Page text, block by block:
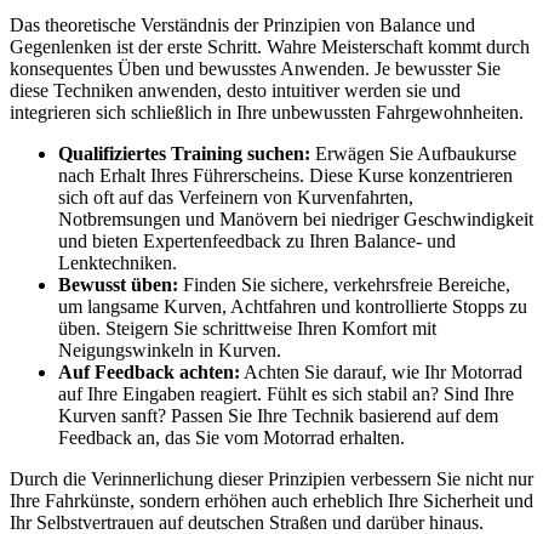
Das theoretische Verständnis der Prinzipien von Balance und
Gegenlenken ist der erste Schritt. Wahre Meisterschaft kommt durch
konsequentes Üben und bewusstes Anwenden. Je bewusster Sie
diese Techniken anwenden, desto intuitiver werden sie und
integrieren sich schließlich in Ihre unbewussten Fahrgewohnheiten.
Qualifiziertes Training suchen: Erwägen Sie Aufbaukurse
nach Erhalt Ihres Führerscheins. Diese Kurse konzentrieren
sich oft auf das Verfeinern von Kurvenfahrten,
Notbremsungen und Manövern bei niedriger Geschwindigkeit
und bieten Expertenfeedback zu Ihren Balance- und
Lenktechniken.
Bewusst üben: Finden Sie sichere, verkehrsfreie Bereiche,
um langsame Kurven, Achtfahren und kontrollierte Stopps zu
üben. Steigern Sie schrittweise Ihren Komfort mit
Neigungswinkeln in Kurven.
Auf Feedback achten: Achten Sie darauf, wie Ihr Motorrad
auf Ihre Eingaben reagiert. Fühlt es sich stabil an? Sind Ihre
Kurven sanft? Passen Sie Ihre Technik basierend auf dem
Feedback an, das Sie vom Motorrad erhalten.
Durch die Verinnerlichung dieser Prinzipien verbessern Sie nicht nur
Ihre Fahrkünste, sondern erhöhen auch erheblich Ihre Sicherheit und
Ihr Selbstvertrauen auf deutschen Straßen und darüber hinaus.